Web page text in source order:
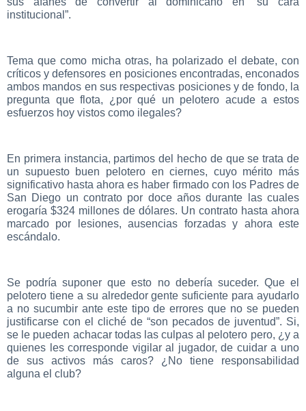
institucional”.
Tema que como micha otras, ha polarizado el debate, con
críticos y defensores en posiciones encontradas, enconados
ambos mandos en sus respectivas posiciones y de fondo, la
pregunta que flota, ¿por qué un pelotero acude a estos
esfuerzos hoy vistos como ilegales?
En primera instancia, partimos del hecho de que se trata de
un supuesto buen pelotero en ciernes, cuyo mérito más
significativo hasta ahora es haber firmado con los Padres de
San Diego un contrato por doce años durante las cuales
erogaría $324 millones de dólares. Un contrato hasta ahora
marcado por lesiones, ausencias forzadas y ahora este
escándalo.
Se podría suponer que esto no debería suceder. Que el
pelotero tiene a su alrededor gente suficiente para ayudarlo
a no sucumbir ante este tipo de errores que no se pueden
justificarse con el cliché de “son pecados de juventud”. Si,
se le pueden achacar todas las culpas al pelotero pero, ¿y a
quienes les corresponde vigilar al jugador, de cuidar a uno
de sus activos más caros? ¿No tiene responsabilidad
alguna el club?